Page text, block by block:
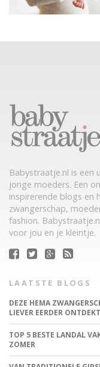
Babystraatje.nl is een
jonge moeders. Een
inspirerende blogs en
zwangerschap,
fashion.
voor jou en je kleintje.
LAATSTE BLOGS
DEZE HEMA
LIEVER EERDER ONTDEKT
TOP 5 BESTE LANDAL
ZOMER